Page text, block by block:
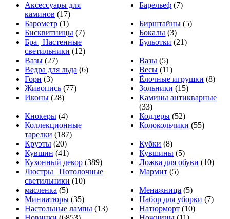
Аксессуары для
каминов (17)
Барельеф (7)
Барометр (1) Бирштайны (5)
Бисквитницы (7) Бокалы (3)
Бра | Настенные
светильники (12)
Бульотки (21)
Вазы (27) Вазы (5)
Ведра для льда (6) Весы (11)
Горн (3) Ёлочные игрушки (8)
Живопись (77) Зольники (15)
Иконы (28)
Камины антикварные
(33)
Кнокеры (4) Кодлеры (52)
Коллекционные
тарелки (187)
Колокольчики (55)
Круэты (20) Кубки (8)
Кувшин (41) Кувшины (5)
Кухонный декор (389) Ложка для обуви (10)
Люстры | Потолочные
светильники (10)
Мармит (5)
масленка (5) Менажница (5)
Миниатюры (35) Набор для уборки (7)
Настольные лампы (13) Натюрморт (10)